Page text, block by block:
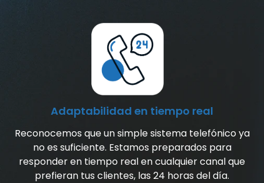
Adaptabilidad en tiempo real
Reconocemos que un simple sistema telefónico ya
no es suficiente. Estamos preparados para
responder en tiempo real en cualquier canal que
prefieran tus clientes, las 24 horas del día.